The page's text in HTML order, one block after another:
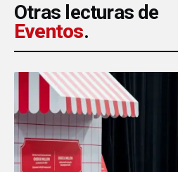
Otras lecturas de
Eventos.